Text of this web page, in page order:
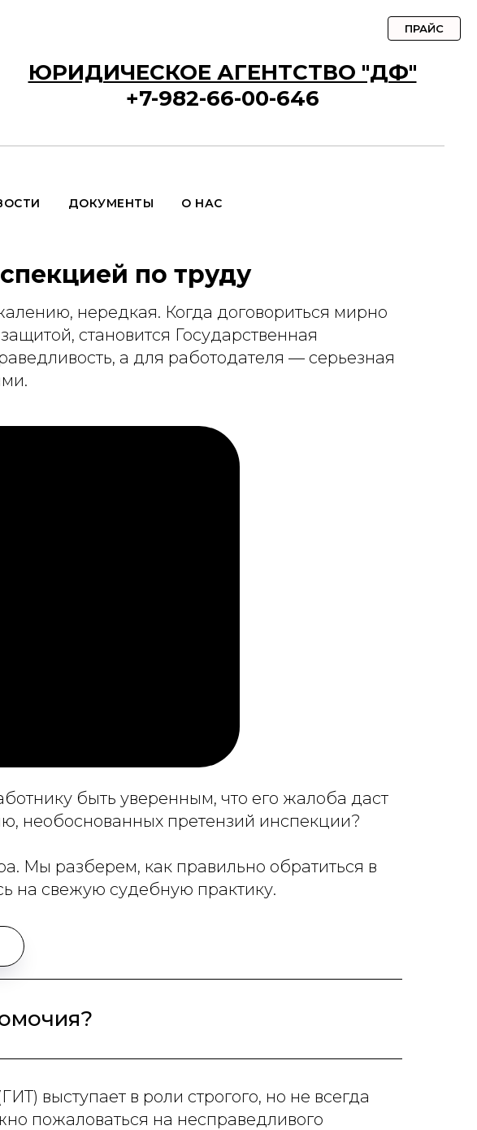
ЮРИДИЧЕСКОЕ АГЕНТСТВО "ДФ"
+7-982-66-00-646
ДОКУМЕНТЫ О НАС
ПРАЙС
по труду
нередкая. Когда договориться мирно
становится Государственная
а для работодателя — серьезная
быть уверенным, что его жалоба даст
необоснованных претензий инспекции?
Мы разберем, как правильно обратиться в
на свежую судебную практику.
выступает в роли строгого, но не всегда
пожаловаться на несправедливого